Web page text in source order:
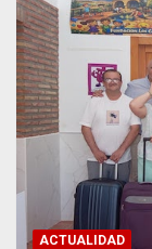
ACTUALIDAD